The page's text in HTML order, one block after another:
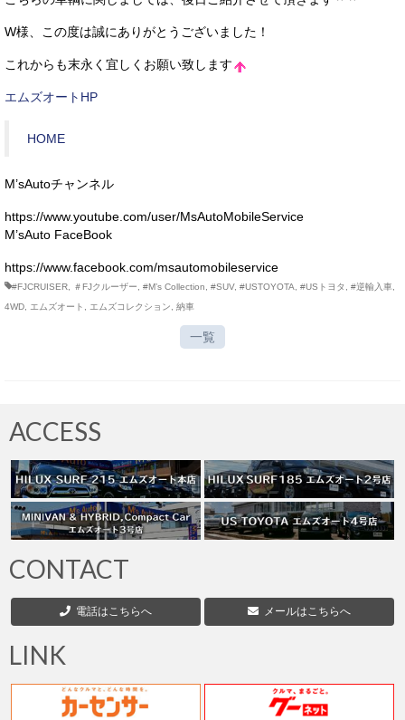
W様、この度は誠にありがとうございました！
これからも末永く宜しくお願い致します
エムズオートHP
HOME
M’sAutoチャンネル
https://www.youtube.com/user/MsAutoMobileService
M’sAuto FaceBook
https://www.facebook.com/msautomobileservice
#FJCRUISER ＃FJクルーザー #M’s Collection #SUV, #USTOYOTA #USトヨタ #逆輸入車
4WD
エムズオート エムズコレクション 納車
一覧
ACCESS
CONTACT
電話はこちらへ メールはこちらへ
LINK